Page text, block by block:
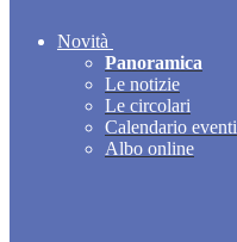
Novità
Panoramica
Le notizie
Le circolari
Calendario eventi
Albo online